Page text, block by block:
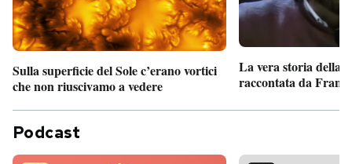
Sulla superficie del Sole c’erano vortici
che non riuscivamo a vedere
La vera storia della
raccontata da
Podcast